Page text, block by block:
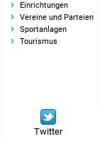
Einrichtungen
Vereine und Parteien
Sportanlagen
Tourismus
Twitter